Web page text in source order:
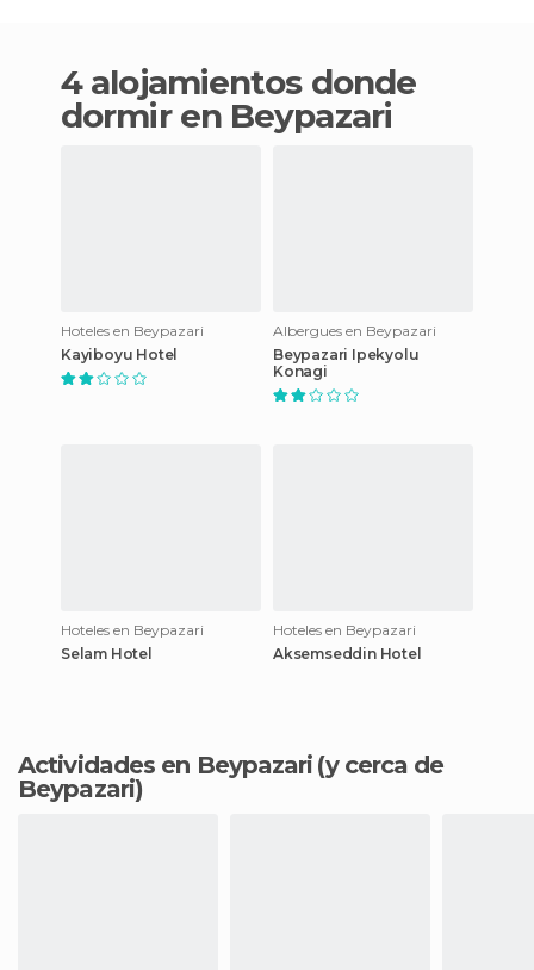
4 alojamientos donde
dormir en Beypazari
Hoteles en Beypazari
Kayiboyu Hotel
Albergues en Beypazari
Beypazari Ipekyolu
Konagi
Hoteles en Beypazari
Selam Hotel
Hoteles en Beypazari
Aksemseddin Hotel
Actividades en Beypazari (y cerca de
Beypazari)